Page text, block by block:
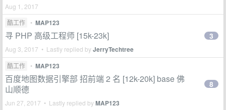
Aug 1, 2017
酷工作
• MAP123
寻 PHP 高级工程师 [15k-23k]
Aug 3, 2017 • Lastly replied byJerryTechtree
3
酷工作 • MAP123
百度地图数据引擎部 招前端 2 名 [12k-20k] base 佛
山顺德
Jun 27, 2017 • Lastly replied byMAP123
8